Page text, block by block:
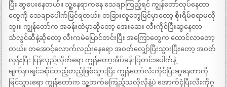
ပြီး ဆွပေးနေတယ်။ သူ့နေရာကနေ သေချာကြည့်ရင် ကျွန်တော်လုပ်နေတာ
တွေကို သေချာပေါက်မြင်ရတယ်။ တခြားလူတွေမြင်မှာတော့ စိုးရိမ်စရာမလို
ဘူး။ ကျွန်တော်က အခန်းထဲမှာဆိုတော့ အေးဆေး လီးကိုင်ပြီးဆွနေတာ
သံလွင်ဆီနဲ့ဆိုတော့ လီးကမဲပြောင်တင်းပြီး အကြောတွေက ထောင်လာတော့
တယ်။ တအောင့်လောက်လည်းနေရော အဝတ်လျှော်ပြီးသွားပြီးတော့ အဝတ်
လှန်းပြီး ပြန်လှည့်လိုက်ရော ကျွန်တော့အိပ်ခန်းပြတင်းပေါက်နဲ့
မျက်နှာချင်းဆိုင်တည့်တည့်ဖြစ်သွားပြီး ကျွန်တော်လီးကိုင်ပြီးဆွနေတာကို
မြင်သွားရော ကျွန်တော်က သူ့ဘက်မကြည့်သလိုလိုနဲ့ပဲ အောက်ငုံပြီးလီးကိုဂွ